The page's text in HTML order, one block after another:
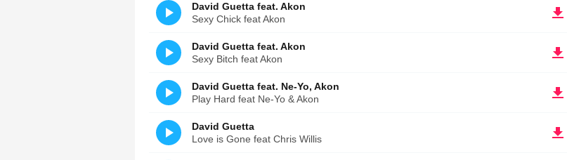
David Guetta feat. Akon
Sexy Chick feat Akon
David Guetta feat. Akon
Sexy Bitch feat Akon
David Guetta feat. Ne-Yo, Akon
Play Hard feat Ne-Yo & Akon
David Guetta
Love is Gone feat Chris Willis